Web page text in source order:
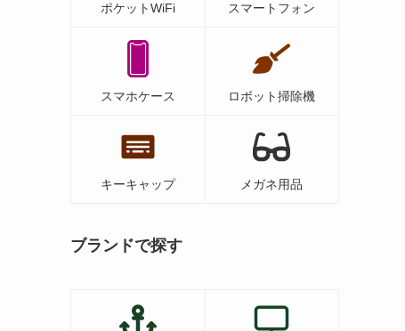
ポケットWiFi スマートフォン
スマホケース ロボット掃除機
キーキャップ メガネ用品
ブランドで探す